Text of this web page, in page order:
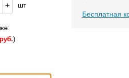
+ шт
)
Бесплатная